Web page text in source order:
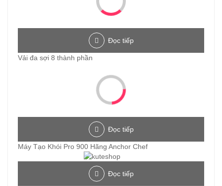
Đọc tiếp
Vải đa sợi 8 thành phần
Đọc tiếp
Máy Tạo Khói Pro 900 Hãng Anchor Chef
Đọc tiếp